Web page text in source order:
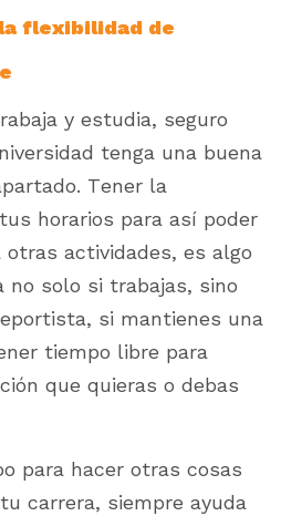
flexibilidad de
y estudia, seguro
tenga una buena
Tener la
horarios para así poder
actividades, es algo
no solo si trabajas, sino
si mantienes una
tiempo libre para
que quieras o debas
para hacer otras cosas
carrera, siempre ayuda